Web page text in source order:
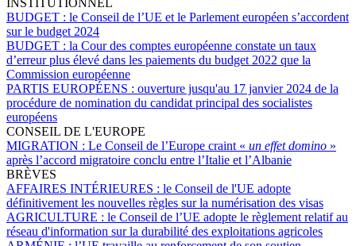
BUDGET : le Conseil de l’UE et le Parlement européen s’accordent
sur le budget 2024
BUDGET : la Cour des comptes européenne constate un taux
d’erreur plus élevé dans les paiements du budget 2022 que la
Commission européenne
PARTIS EUROPÉENS : ouverture jusqu'au 17 janvier 2024 de la
procédure de nomination du candidat principal des socialistes
européens
CONSEIL DE L'EUROPE
MIGRATION : Le Conseil de l’Europe craint « un effet domino »
après l’accord migratoire conclu entre l’Italie et l’Albanie
BRÈVES
AFFAIRES INTÉRIEURES : le Conseil de l'UE adopte
définitivement les nouvelles règles sur la numérisation des visas
AGRICULTURE : le Conseil de l’UE adopte le règlement relatif au
réseau d'information sur la durabilité des exploitations agricoles